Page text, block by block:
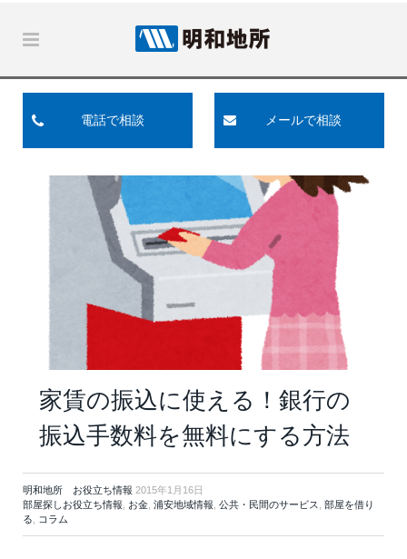
電話で相談 メールで相談
家賃の振込に使える！銀行の
振込手数料を無料にする方法
明和地所 お役立ち情報 2015年1月16日
部屋探しお役立ち情報, お金, 浦安地域情報, 公共・民間のサービス, 部屋を借り
る, コラム